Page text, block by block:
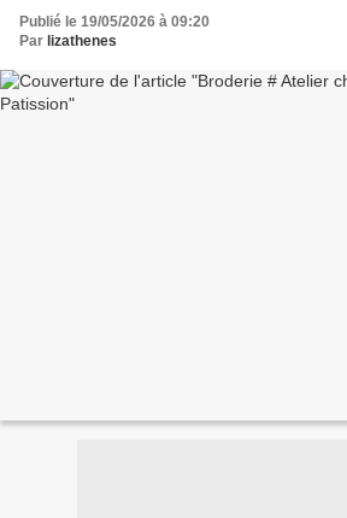
Publié le 19/05/2026 à 09:20
Par lizathenes